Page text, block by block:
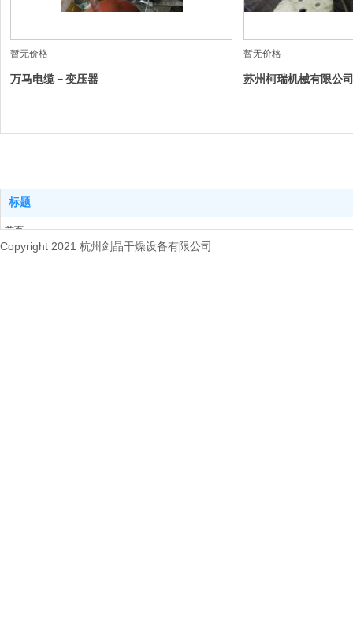
暂无价格
万马电缆－变压器
暂无价格
苏州柯瑞机械有限公
标题
首页
关于我们
Copyright 2021 杭州剑晶干燥设备有限公司